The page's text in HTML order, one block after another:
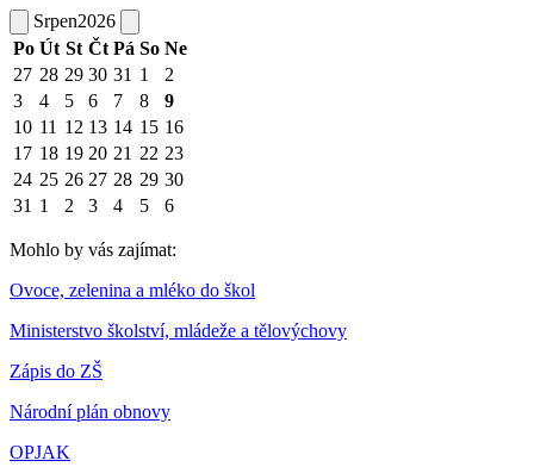
Srpen2026
Po Út St Čt Pá So Ne
27 28 29 30 31 1
2
3
4 5 6 7 8
9
10 11 12 13 14 15 16
17 18 19 20 21 22 23
24 25 26 27 28 29 30
31 1 2 3 4 5 6
Mohlo by vás zajímat:
Ovoce, zelenina a mléko do škol
Ministerstvo školství, mládeže a tělovýchovy
Zápis do ZŠ
Národní plán obnovy
OPJAK